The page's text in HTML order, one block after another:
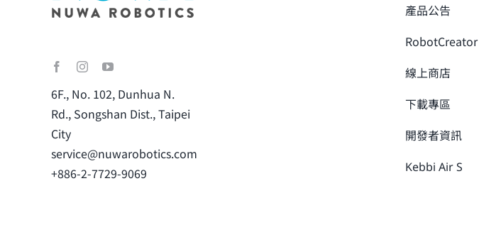
6F., No. 102, Dunhua N.
Rd., Songshan Dist., Taipei
City
service@nuwarobotics.com
+886-2-7729-9069
產品公告
RobotCreator
線上商店
下載專區
開發者資訊
Kebbi Air S